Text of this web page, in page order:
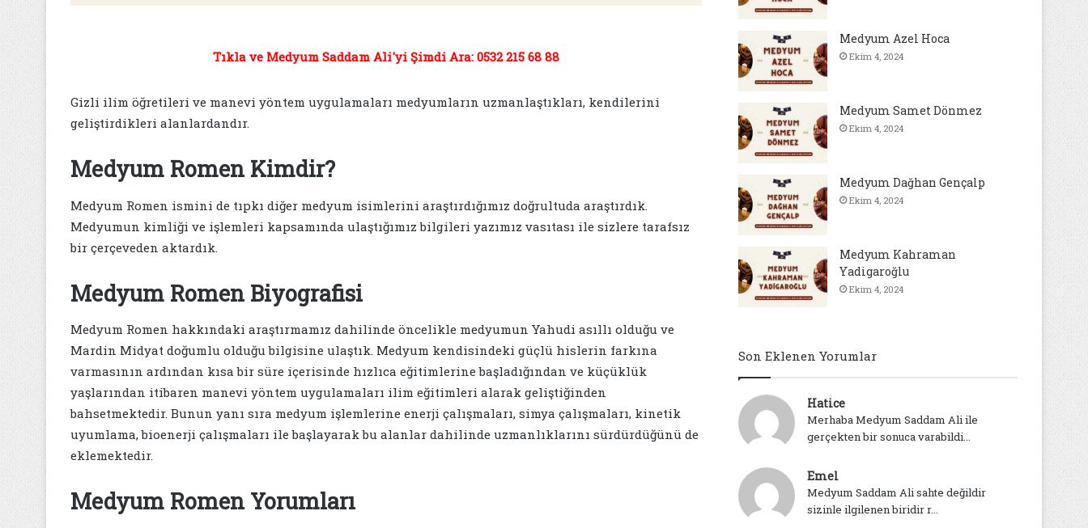
Tıkla ve Medyum Saddam Ali'yi Şimdi Ara: 0532 215 68 88
Gizli ilim öğretileri ve manevi yöntem uygulamaları medyumların uzmanlaştıkları, kendilerini
geliştirdikleri alanlardandır.
Medyum Romen Kimdir?
Medyum Romen ismini de tıpkı diğer medyum isimlerini araştırdığımız doğrultuda araştırdık.
Medyumun kimliği ve işlemleri kapsamında ulaştığımız bilgileri yazımız vasıtası ile sizlere tarafsız
bir çerçeveden aktardık.
Medyum Romen Biyografisi
Medyum Romen hakkındaki araştırmamız dahilinde öncelikle medyumun Yahudi asıllı olduğu ve
Mardin Midyat doğumlu olduğu bilgisine ulaştık. Medyum kendisindeki güçlü hislerin farkına
varmasının ardından kısa bir süre içerisinde hızlıca eğitimlerine başladığından ve küçüklük
yaşlarından itibaren manevi yöntem uygulamaları ilim eğitimleri alarak geliştiğinden
bahsetmektedir. Bunun yanı sıra medyum işlemlerine enerji çalışmaları, simya çalışmaları, kinetik
uyumlama, bioenerji çalışmaları ile başlayarak bu alanlar dahilinde uzmanlıklarını sürdürdüğünü de
eklemektedir.
Medyum Romen Yorumları
Medyum Azel Hoca
Ekim 4, 2024
Medyum Samet Dönmez
Ekim 4, 2024
Medyum Dağhan Gençalp
Ekim 4, 2024
Medyum Kahraman
Yadigaroğlu
Ekim 4, 2024
Son Eklenen Yorumlar
Hatice
Merhaba Medyum Saddam Ali ile
gerçekten bir sonuca varabildi...
Emel
Medyum Saddam Ali sahte değildir
sizinle ilgilenen biridir r...